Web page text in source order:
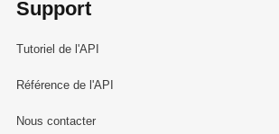
Support
Tutoriel de l'API
Référence de l'API
Nous contacter